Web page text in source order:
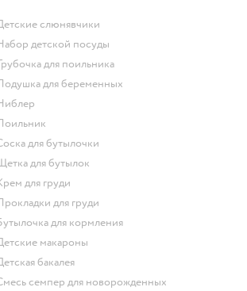
Детские слюнявчики
набор детской посуды
трубочка для поильника
подушка для беременных
ниблер
поильник
соска для бутылочки
щетка для бутылок
крем для груди
прокладки для груди
бутылочка для кормления
детские макароны
детская бакалея
смесь семпер для новорожденных